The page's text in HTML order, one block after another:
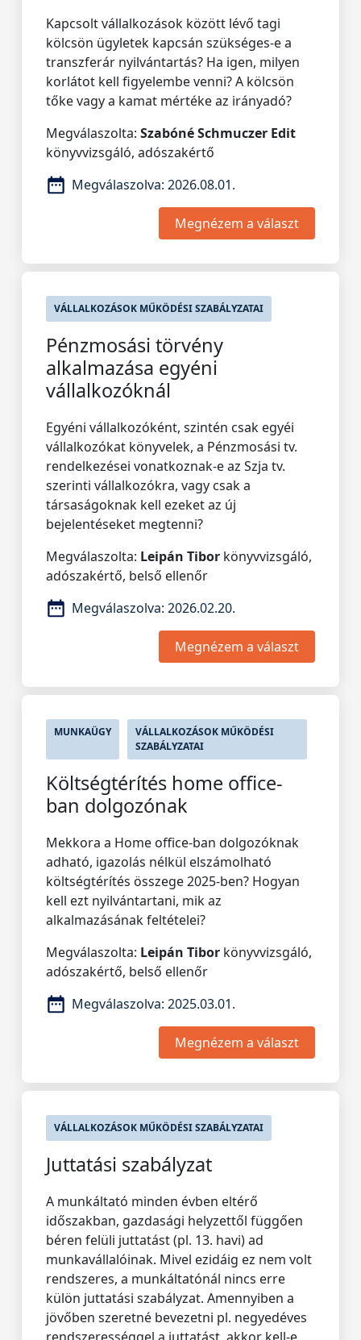
Kapcsolt vállalkozások között lévő tagi
kölcsön ügyletek kapcsán szükséges-e a
transzferár nyilvántartás? Ha igen, milyen
korlátot kell figyelembe venni? A kölcsön
tőke vagy a kamat mértéke az irányadó?
Megválaszolta: Szabóné Schmuczer Edit
könyvvizsgáló, adószakértő
Megválaszolva: 2026.08.01.
Megnézem a választ
VÁLLALKOZÁSOK MŰKÖDÉSI SZABÁLYZATAI
Pénzmosási törvény
alkalmazása egyéni
vállalkozóknál
Egyéni vállalkozóként, szintén csak egyéi
vállalkozókat könyvelek, a Pénzmosási tv.
rendelkezései vonatkoznak-e az Szja tv.
szerinti vállalkozókra, vagy csak a
társaságoknak kell ezeket az új
bejelentéseket megtenni?
Megválaszolta: Leipán Tibor könyvvizsgáló,
adószakértő, belső ellenőr
Megválaszolva: 2026.02.20.
Megnézem a választ
MUNKAÜGY
VÁLLALKOZÁSOK MŰKÖDÉSI
SZABÁLYZATAI
Költségtérítés home office-
ban dolgozónak
Mekkora a Home office-ban dolgozóknak
adható, igazolás nélkül elszámolható
költségtérítés összege 2025-ben? Hogyan
kell ezt nyilvántartani, mik az
alkalmazásának feltételei?
Megválaszolta: Leipán Tibor könyvvizsgáló,
adószakértő, belső ellenőr
Megválaszolva: 2025.03.01.
Megnézem a választ
VÁLLALKOZÁSOK MŰKÖDÉSI SZABÁLYZATAI
Juttatási szabályzat
A munkáltató minden évben eltérő
időszakban, gazdasági helyzettől függően
béren felüli juttatást (pl. 13. havi) ad
munkavállalóinak. Mivel ezidáig ez nem volt
rendszeres, a munkáltatónál nincs erre
külön juttatási szabályzat. Amennyiben a
jövőben szeretné bevezetni pl. negyedéves